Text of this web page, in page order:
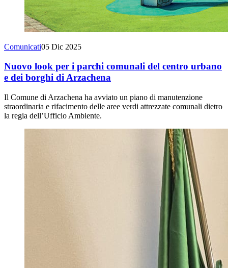
Comunicati05 Dic 2025
Nuovo look per i parchi comunali del centro urbano
e dei borghi di Arzachena
Il Comune di Arzachena ha avviato un piano di manutenzione
straordinaria e rifacimento delle aree verdi attrezzate comunali dietro
la regia dell’Ufficio Ambiente.